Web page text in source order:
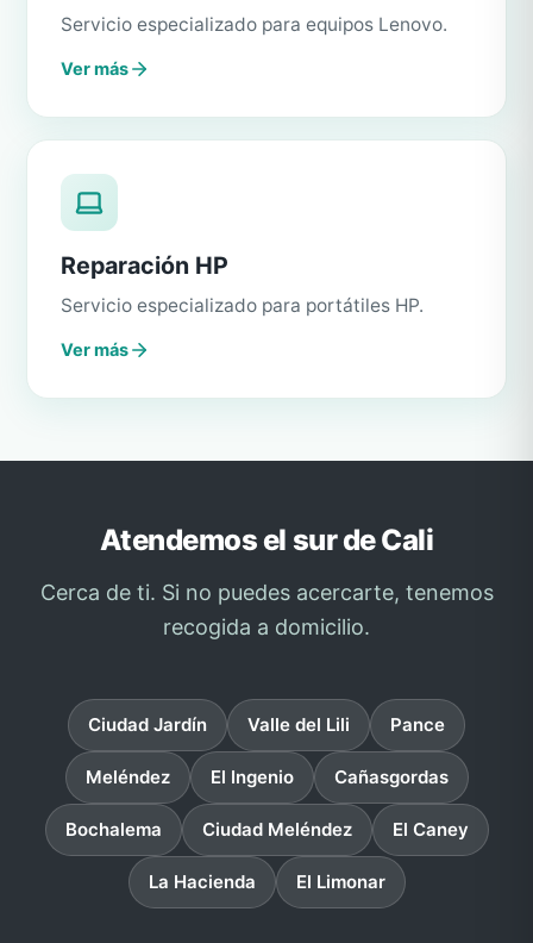
Servicio especializado para equipos Lenovo.
Ver más
Reparación HP
Servicio especializado para portátiles HP.
Ver más
Atendemos el sur de Cali
Cerca de ti. Si no puedes acercarte, tenemos
recogida a domicilio.
Ciudad Jardín Valle del Lili Pance
Meléndez El Ingenio Cañasgordas
Bochalema Ciudad Meléndez El Caney
La Hacienda El Limonar